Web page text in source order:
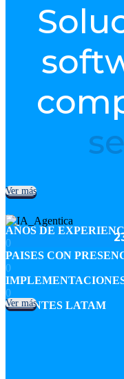
Ver más
0
AÑOS DE
0
PAISES CON
0
0
CLIENTES LATAM
Ver más